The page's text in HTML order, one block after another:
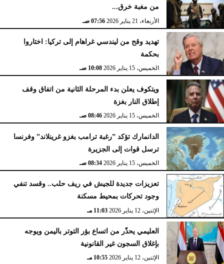
من مغبة خرق...
الأربعاء، 21 يناير 2026 07:56 صـ
تهديد وقح من ليندسي غراهام إلى تركيا: اختاروا
بحكمة
الخميس، 15 يناير 2026 10:08 صـ
ويتكوف يعلن بدء المرحلة الثانية من اتفاق وقف
إطلاق النار بغزة
الخميس، 15 يناير 2026 08:46 صـ
الدانمارك تؤكد ”رغبة ترامب بغزو غرينلاند” وفرنسا
ترسل قوات إلى الجزيرة
الخميس، 15 يناير 2026 08:34 صـ
تعزيزات جديدة للجيش في ريف حلب.. وقسد تنفي
وجود تحركات بمحيط مسكنة
الإثنين، 12 يناير 2026 11:03 مـ
العليمي يحذّر من اتساع بؤر التوتر باليمن ويوجه
بإغلاق السجون غير القانونية
الإثنين، 12 يناير 2026 10:55 مـ